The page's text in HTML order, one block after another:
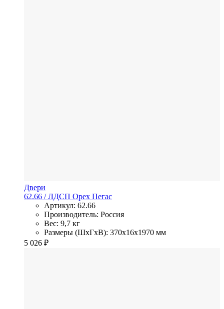
Двери
62.66 / ЛДСП Орех Пегас
Артикул: 62.66
Производитель: Россия
Вес: 9,7 кг
Размеры (ШхГхВ): 370x16x1970 мм
5 026 ₽